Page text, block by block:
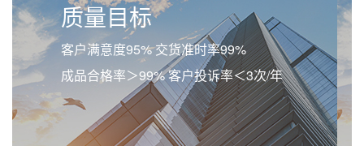
质量目标
客户满意度95% 交货准时率99%
成品合格率＞99% 客户投诉率＜3次/年